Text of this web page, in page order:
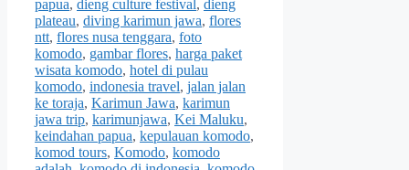
papua, dieng culture festival, dieng
plateau, diving karimun jawa, flores
ntt, flores nusa tenggara, foto
komodo, gambar flores, harga paket
wisata komodo, hotel di pulau
komodo, indonesia travel, jalan jalan
ke toraja, Karimun Jawa, karimun
jawa trip, karimunjawa, Kei Maluku,
keindahan papua, kepulauan komodo,
komod tours, Komodo, komodo